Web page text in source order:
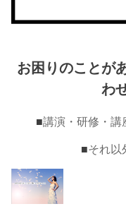
お困りのことが
わ
■講演・研修・講
■それ以